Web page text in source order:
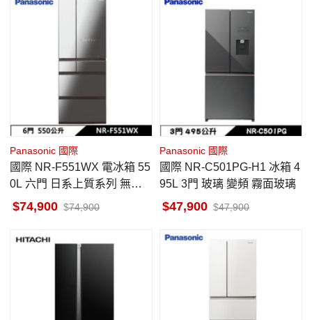
Panasonic 國際
國際 NR-F551WX 電冰箱 55
0L 六門 日系上質系列 無邊
框鏡面/玻璃 鑽石黑 日本製
74,900 74,900
Panasonic 國際
國際 NR-C501PG-H1 冰箱 4
95L 3門 玻璃 變頻 霧面玻璃
47,900 47,900